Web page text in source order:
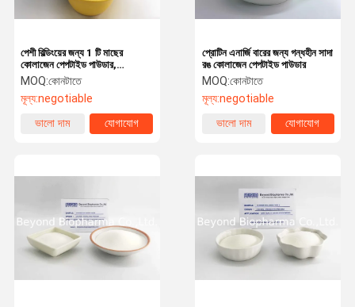
পেশী বিল্ডিংয়ের জন্য 1 টি মাছের
কোলাজেন পেপটাইড পাউডার,
হাইড্রোলিজেড মাছ কোলাজেন পাউডার
টাইপ করুন
MOQ:কোনটাতে
মূল্য:negotiable
ভালো দাম
যোগাযোগ
প্রোটিন এনার্জি বারের জন্য গন্ধহীন সাদা
রঙ কোলাজেন পেপটাইড পাউডার
MOQ:কোনটাতে
মূল্য:negotiable
ভালো দাম
যোগাযোগ